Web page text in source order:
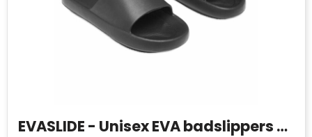
EVASLIDE - Unisex EVA badslippers 42/43